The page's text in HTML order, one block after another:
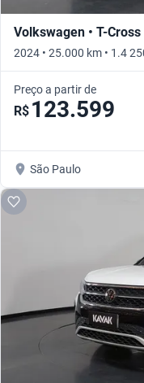
Volkswagen • T-Cross
2024 • 25.000 km • 1.4
Preço a partir de
R$ 123.599
São Paulo